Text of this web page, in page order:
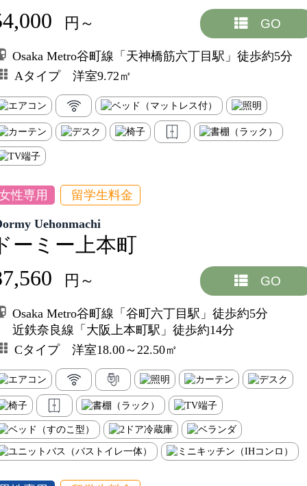
円～ GO
Osaka Metro谷町線「天神橋筋六丁目駅」徒歩約5分
Aタイプ 洋室9.72㎡
性専用 留学生料金
Uehonmachi
ーミー上本町
円～ GO
Osaka Metro谷町線「谷町六丁目駅」徒歩約5分
近鉄奈良線「大阪上本町駅」徒歩約14分
Cタイプ 洋室18.00～22.50㎡